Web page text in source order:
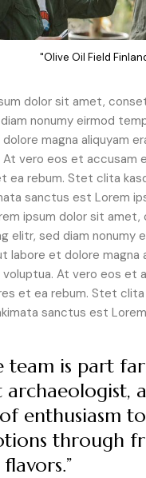
"Olive Oil Field
dolor sit amet,
nonumy eirmod
magna aliquyam
At vero eos et accusam
ea rebum. Stet clita
sanctus est Lorem
ipsum dolor sit
elitr, sed diam nonumy
labore et dolore magna
voluptua. At vero eos et
et ea rebum. Stet clita
sanctus est
team is part
archaeologist,
enthusiasm
through